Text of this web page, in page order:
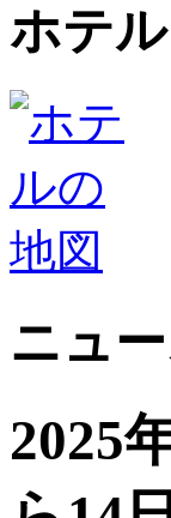
ホテ
ニュ
2025